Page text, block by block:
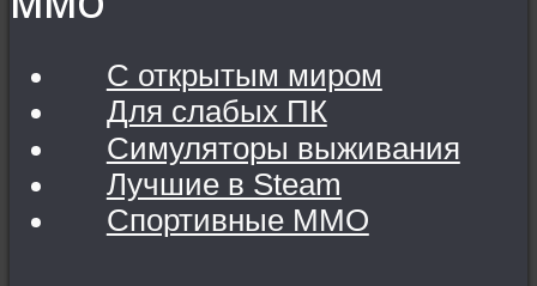
С открытым миром
Для слабых ПК
Симуляторы выживания
Лучшие в Steam
Спортивные MMO